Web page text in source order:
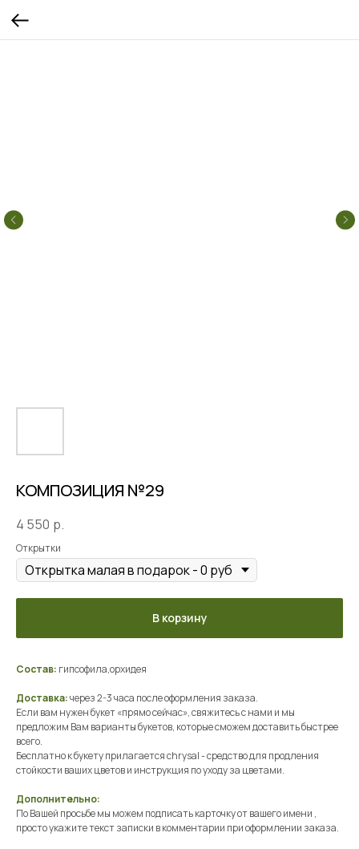
КОМПОЗИЦИЯ №29
4 550 р.
Открытки
В корзину
Состав: гипсофила,орхидея
Доставка:через 2-3 часа после оформления заказа.
Если вам нужен букет «прямо сейчас», свяжитесь с нами и мы
предложим Вам варианты букетов, которые сможем доставить быстрее
всего.
Бесплатно к букету прилагается chrysal - средство для продления
стойкости ваших цветов и инструкция по уходу за цветами.
Дополнительно:
По Вашей просьбе мы можем подписать карточку от вашего имени ,
просто укажите текст записки в комментарии при оформлении заказа.